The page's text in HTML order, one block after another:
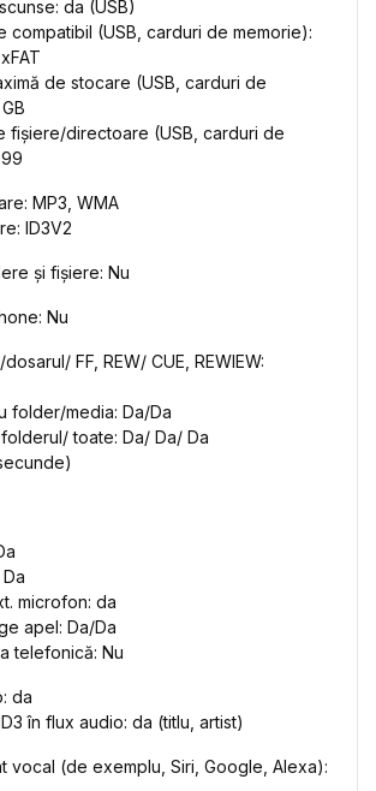
da (USB)
compatibil (USB, carduri de memorie):
de stocare (USB, carduri de
fișiere/directoare (USB, carduri de
MP3, WMA
ID3V2
și fișiere: Nu
Nu
FF, REW/ CUE, REWIEW:
folder/media: Da/Da
toate: Da/ Da/ Da
microfon: da
apel: Da/Da
telefonică: Nu
da
în flux audio: da (titlu, artist)
vocal (de exemplu, Siri, Google, Alexa):